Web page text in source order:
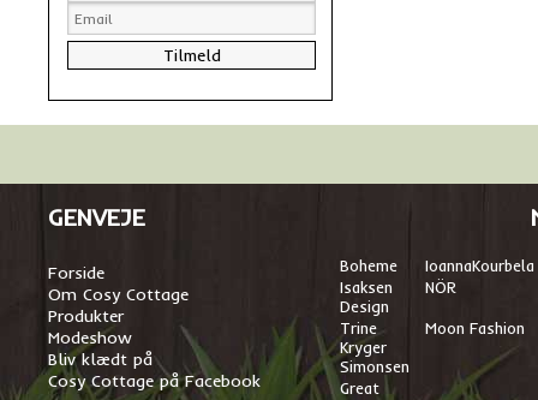
GENVEJE
Forside
Om Cosy Cottage
Produkter
Modeshow
Bliv klædt på
Cosy Cottage på Facebook
Boheme IoannaKourbela
Isaksen
Design
NÖR
Trine
Kryger
Simonsen
Moon Fashion
Great